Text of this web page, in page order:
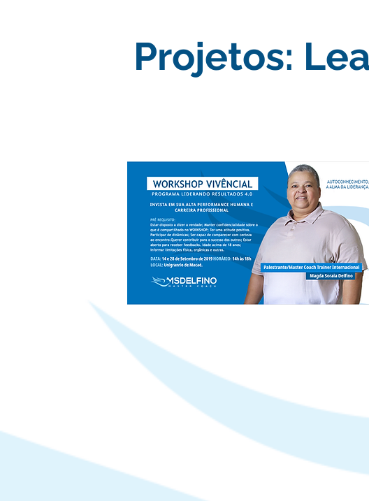
Projetos: